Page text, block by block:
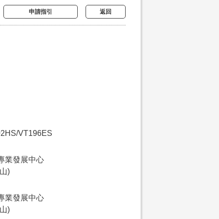
申請指引 返回
VT196ES
業發展中心
)
業發展中心
)